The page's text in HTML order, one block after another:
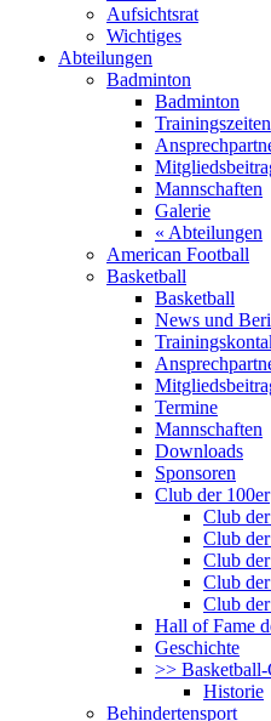
Aufsichtsrat
Wichtiges
Abteilungen
Badminton
Badminton
Trainingszeiten
Mannschaften
Galerie
« Abteilungen
American Football
Basketball
Basketball
News und
Termine
Mannschaften
Downloads
Sponsoren
Club der 100er
Club
Club
Club
Club
Club
Hall of Fame
Geschichte
>> Basketball-
Historie
Behindertensport